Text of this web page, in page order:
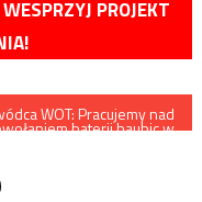
PROJEKT
WOT: Pracujemy nad
baterii haubic w